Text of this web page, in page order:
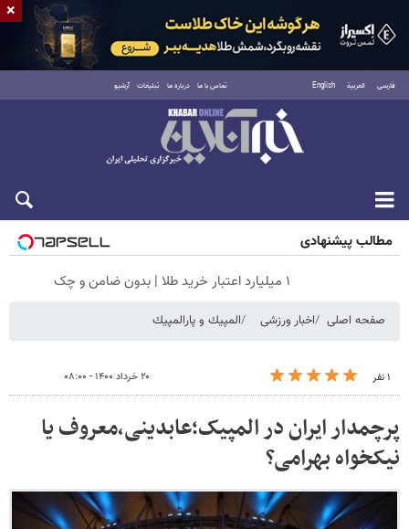
فارسی العربية English تماس با ما درباره ما تبلیغات آرشیو
پنجشنبه ۱۵ مرداد ۱۴۰۵
مطالب پیشنهادی
۱ میلیارد اعتبار خرید طلا | بدون ضامن و چک
صفحه اصلی اخبار ورزشی المپيك و پارالمپيك
۱ نفر ۲۰ خرداد ۱۴۰۰ - ۰۸:۰۰
پرچمدار ایران در المپیک؛عابدینی،معروف یا
نیکخواه بهرامی؟
×